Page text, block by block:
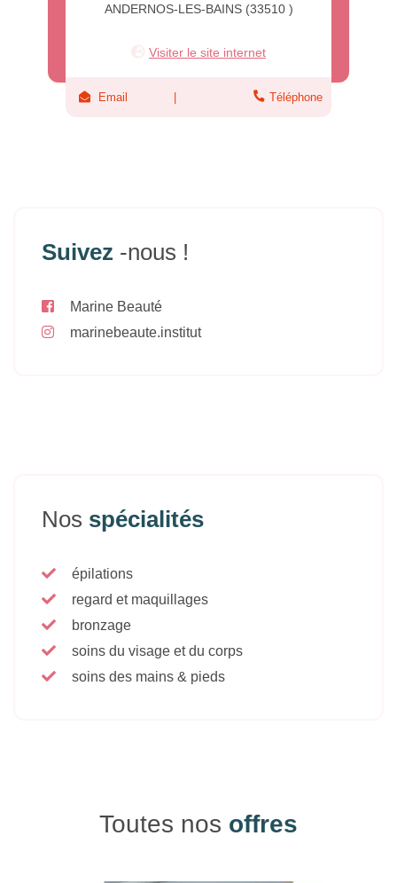
ANDERNOS-LES-BAINS (33510 )
Visiter le site internet
Email Téléphone
Suivez -nous !
Marine Beauté
marinebeaute.institut
Nos spécialités
épilations
regard et maquillages
bronzage
soins du visage et du corps
soins des mains & pieds
Toutes nos offres